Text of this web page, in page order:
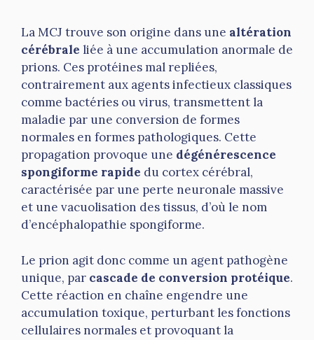
La MCJ trouve son origine dans une altération
cérébrale liée à une accumulation anormale de
prions. Ces protéines mal repliées,
contrairement aux agents infectieux classiques
comme bactéries ou virus, transmettent la
maladie par une conversion de formes
normales en formes pathologiques. Cette
propagation provoque une dégénérescence
spongiforme rapide du cortex cérébral,
caractérisée par une perte neuronale massive
et une vacuolisation des tissus, d’où le nom
d’encéphalopathie spongiforme.
Le prion agit donc comme un agent pathogène
unique, par cascade de conversion protéique.
Cette réaction en chaîne engendre une
accumulation toxique, perturbant les fonctions
cellulaires normales et provoquant la